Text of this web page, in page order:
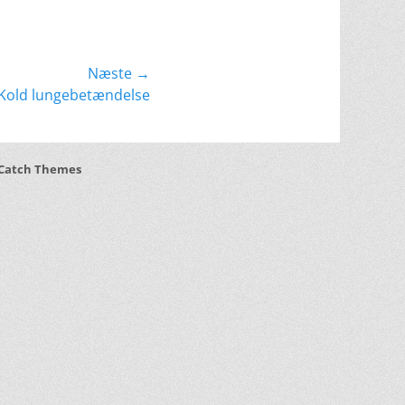
Næste →
lungebetændelse
Themes